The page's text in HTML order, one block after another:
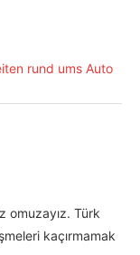
omuzayız. Türk
kaçırmamak